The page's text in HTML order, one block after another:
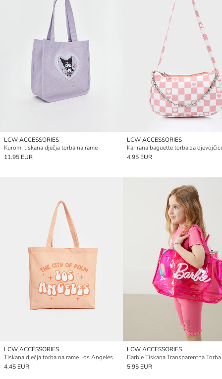
LCW ACCESSORIES
Kuromi tiskana dječja torba na rame
11.95 EUR
LCW ACCESSORIES
Karirana baguette torba za
4.95 EUR
LCW ACCESSORIES
Tiskana dječja torba na rame Los Angeles
4.45 EUR
LCW ACCESSORIES
5.95 EUR